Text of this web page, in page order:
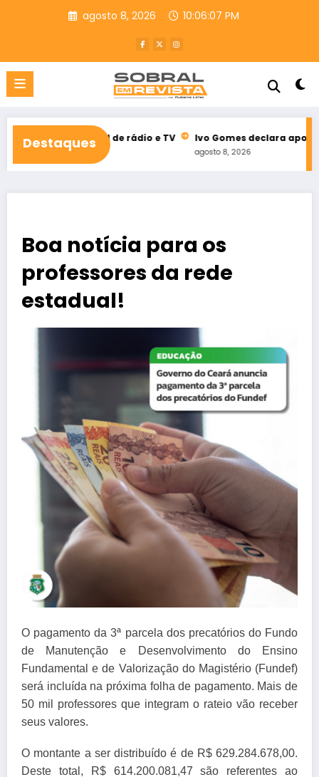
agosto 8, 2026 10:06:08 PM
Destaques
de rádio e TV Ivo Gomes declara apoio à reeleição
Boa notícia para os
professores da rede
estadual!
O pagamento da 3ª parcela dos precatórios do Fundo
de Manutenção e Desenvolvimento do Ensino
Fundamental e de Valorização do Magistério (Fundef)
será incluída na próxima folha de pagamento. Mais de
50 mil professores que integram o rateio vão receber
seus valores.
O montante a ser distribuído é de R$ 629.284.678,00.
Deste total, R$ 614.200.081,47 são referentes ao